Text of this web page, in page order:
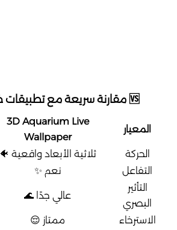
🆚 مقارنة سريعة مع تطبيقات خلفيات أخرى
المعيار
3D Aquarium Live
Wallpaper
الحركة
ثلاثية الأبعاد واقعية 🐠
التفاعل
نعم ✨
التأثير
البصري
عالي جدًا 🌊
الاسترخاء ممتاز 😌